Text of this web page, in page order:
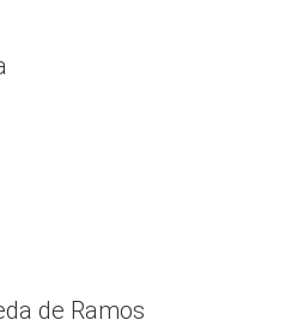
de Ramos